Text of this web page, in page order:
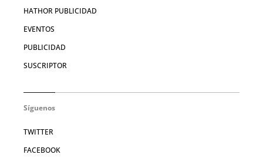
HATHOR PUBLICIDAD
EVENTOS
PUBLICIDAD
SUSCRIPTOR
Síguenos
TWITTER
FACEBOOK